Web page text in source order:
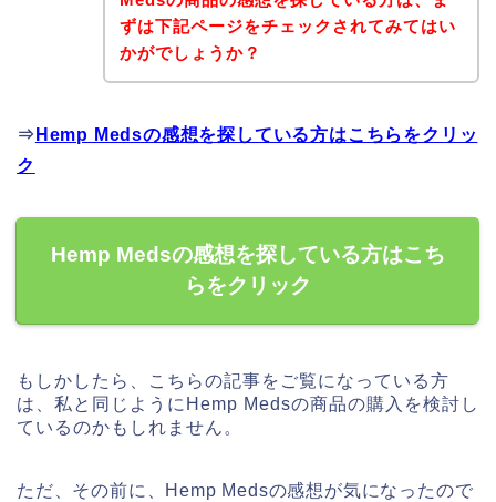
ずは下記ページをチェックされてみてはい
かがでしょうか？
⇒ Hemp Medsの感想を探している方はこちらをクリッ
ク
Hemp Medsの感想を探している方はこち
らをクリック
もしかしたら、こちらの記事をご覧になっている方
は、私と同じようにHemp Medsの商品の購入を検討し
ているのかもしれません。
ただ、その前に、Hemp Medsの感想が気になったので